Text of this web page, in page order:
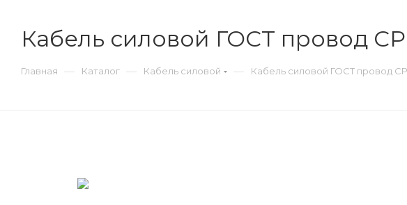
Кабель силовой ГОСТ провод
Главная — Каталог — Кабель силовой — Кабель силовой ГОСТ провод